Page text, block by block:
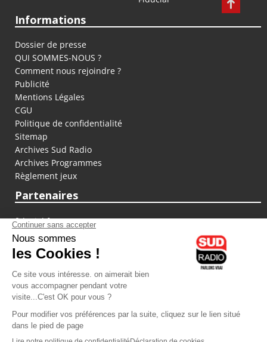
Informations
Dossier de presse
QUI SOMMES-NOUS ?
Comment nous rejoindre ?
Publicité
Mentions Légales
CGU
Politique de confidentialité
Sitemap
Archives Sud Radio
Archives Programmes
Règlement jeux
Partenaires
fiducial.fr
lyoncapitale.fr
olympique-et-lyonnais.com
L'application Iphone / Android
Téléchargez l'application
Les cookies